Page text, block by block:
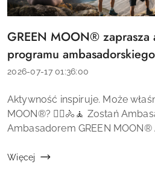
Tytuł
GREEN MOON® zaprasza
programu
Data
2026-07-17 01:36:00
Treść
artykułu:
Aktywność inspiruje. Może
MOON®? 🏃‍♀️🚴🧘 Zostań
Ambasadorem GREEN
GREEN MOON® to marka
Więcej